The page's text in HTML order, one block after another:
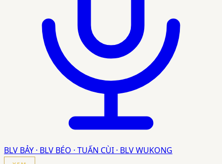
BLV BẢY · BLV BÉO · TUẤN CÙI · BLV WUKONG